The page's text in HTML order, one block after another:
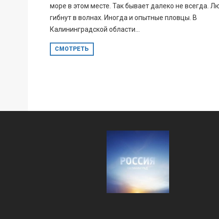
море в этом месте. Так бывает далеко не всегда.
гибнут в волнах. Иногда и опытные пловцы. В
Калининградской области...
СМОТРЕТЬ